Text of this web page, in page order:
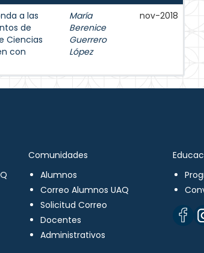
a las
de
Ciencias
con
María
Berenice
Guerrero
López
nov-2018
Comunidades
Alumnos
Correo Alumnos UAQ
Solicitud Correo
Docentes
Administrativos